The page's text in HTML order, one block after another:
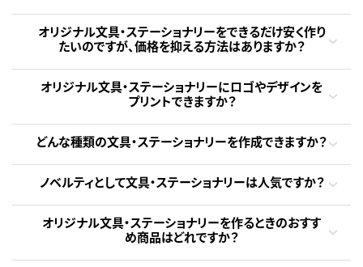
オリジナル文具・ステーショナリーをできるだけ安く作り
たいのですが、価格を抑える方法はありますか？
オリジナル文具・ステーショナリーにロゴやデザインを
プリントできますか？
どんな種類の文具・ステーショナリーを作成できますか？
ノベルティとして文具・ステーショナリーは人気ですか？
オリジナル文具・ステーショナリーを作るときのおすす
め商品はどれですか？